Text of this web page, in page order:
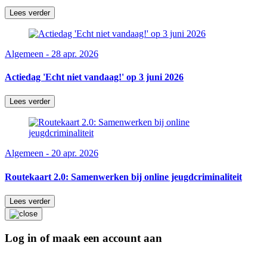
Lees verder
Algemeen - 28 apr. 2026
Actiedag 'Echt niet vandaag!' op 3 juni 2026
Lees verder
Algemeen - 20 apr. 2026
Routekaart 2.0: Samenwerken bij online jeugdcriminaliteit
Lees verder
Log in of maak een account aan